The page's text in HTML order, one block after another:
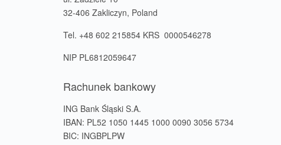
32-406 Zakliczyn, Poland
Tel. +48 602 215854 KRS 0000546278
NIP PL6812059647
Rachunek bankowy
ING Bank Śląski S.A.
IBAN: PL52 1050 1445 1000 0090 3056 5734
BIC: INGBPLPW